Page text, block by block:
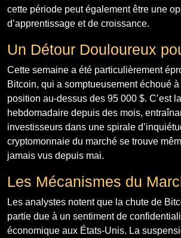
cette période peut également être une
d’apprentissage et de croissance.
Un Détour Douloureux
Cette semaine a été particulièrement
Bitcoin, qui a somptueusement échoué
position au-dessus des 95 000 $. C’est
hebdomadaire depuis des mois,
investisseurs dans une spirale
cryptomonnaie du marché se trouve
jamais vus depuis mai.
Les Mécanismes du
Les analystes notent que la chute de
partie due à un sentiment de
économique aux États-Unis. La